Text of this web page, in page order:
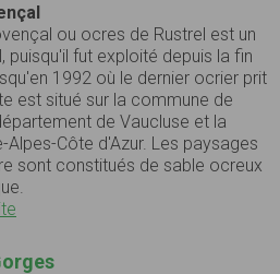
ou ocres de Rustrel est un
puisqu'il fut exploité depuis la fin
1992 où le dernier ocrier prit
est situé sur la commune de
de Vaucluse et la
Alpes-Côte d'Azur. Les paysages
sont constitués de sable ocreux